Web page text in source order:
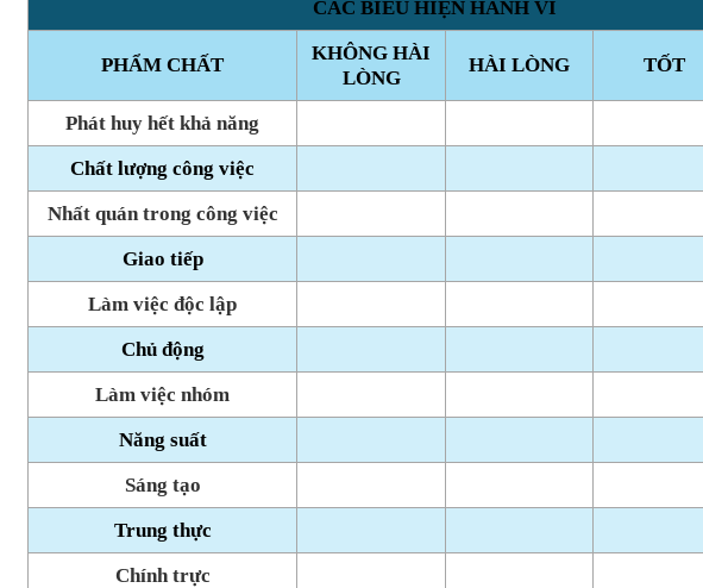
CÁC BIỂU HIỆN HÀNH VI
PHẨM CHẤT
KHÔNG HÀI
LÒNG
HÀI LÒNG TỐT
Phát huy hết khả năng
Chất lượng công việc
Nhất quán trong công việc
Giao tiếp
Làm việc độc lập
Chủ động
Làm việc nhóm
Năng suất
Sáng tạo
Trung thực
Chính trực